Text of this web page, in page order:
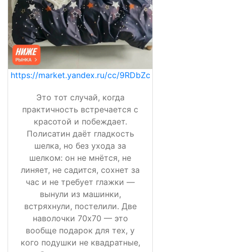
https://market.yandex.ru/cc/9RDbZc
Это тот случай, когда
практичность встречается с
красотой и побеждает.
Полисатин даёт гладкость
шелка, но без ухода за
шелком: он не мнётся, не
линяет, не садится, сохнет за
час и не требует глажки —
вынули из машинки,
встряхнули, постелили. Две
наволочки 70х70 — это
вообще подарок для тех, у
кого подушки не квадратные,